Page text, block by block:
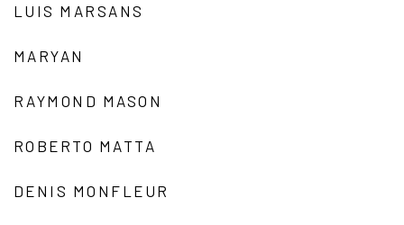
LUIS MARSANS
MARYAN
RAYMOND MASON
ROBERTO MATTA
DENIS MONFLEUR